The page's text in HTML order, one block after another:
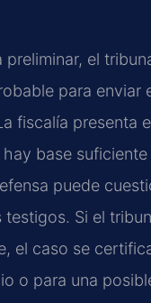
preliminar, el
para enviar
fiscalía presenta
base suficiente
puede
Si el
el caso se
o para una